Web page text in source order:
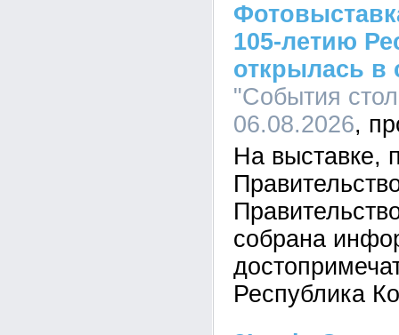
105-летию
открылась в
"События
06.08.2026
На выставке,
собрана
Республика